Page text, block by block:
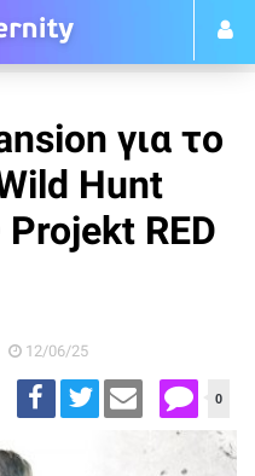
για το
Hunt
Projekt RED
12/06/25
0